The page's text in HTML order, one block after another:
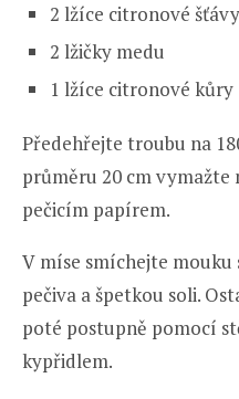
2 lžíce citronové šťávy
2 lžičky medu
1 lžíce citronové kůry
Předehřejte troubu na
průměru 20 cm vymažte
pečicím papírem.
V míse smíchejte mouku
pečiva a špetkou soli.
poté postupně pomocí
kypřidlem.